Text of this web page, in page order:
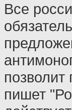
Все
позволит
пишет